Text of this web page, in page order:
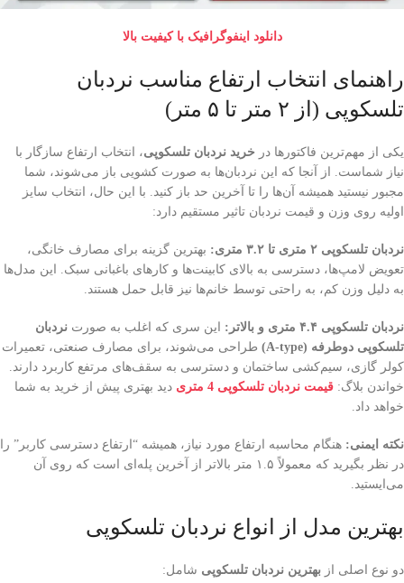
دانلود اینفوگرافیک با کیفیت بالا
راهنمای انتخاب ارتفاع مناسب نردبان
تلسکوپی (از ۲ متر تا ۵ متر)
یکی از مهم‌ترین فاکتورها در خرید نردبان تلسکوپی، انتخاب ارتفاع سازگار با
نیاز شماست. از آنجا که این نردبان‌ها به صورت کشویی باز می‌شوند، شما
مجبور نیستید همیشه آن‌ها را تا آخرین حد باز کنید. با این حال، انتخاب سایز
اولیه روی وزن و قیمت نردبان تاثیر مستقیم دارد:
نردبان تلسکوپی ۲ متری تا ۳.۲ متری:
بهترین گزینه برای مصارف خانگی،
تعویض لامپ‌ها، دسترسی به بالای کابینت‌ها و کارهای باغبانی سبک. این مدل‌ها
به دلیل وزن کم، به راحتی توسط خانم‌ها نیز قابل حمل هستند.
نردبان تلسکوپی ۴.۴ متری و بالاتر: این سری که اغلب به صورت نردبان
تلسکوپی دوطرفه (A-type)
طراحی می‌شوند، برای مصارف صنعتی، تعمیرات
کولر گازی، سیم‌کشی ساختمان و دسترسی به سقف‌های مرتفع کاربرد دارند.
خواندن بلاگ: قیمت نردبان تلسکوپی 4 متری
دید بهتری پیش از خرید به شما
خواهد داد.
نکته ایمنی: هنگام محاسبه ارتفاع مورد نیاز، همیشه “ارتفاع دسترسی کاربر” را
در نظر بگیرید که معمولاً ۱.۵ متر بالاتر از آخرین پله‌ای است که روی آن
می‌ایستید.
بهترین مدل از انواع نردبان تلسکوپی
دو نوع اصلی از بهترین نردبان تلسکوپی شامل: